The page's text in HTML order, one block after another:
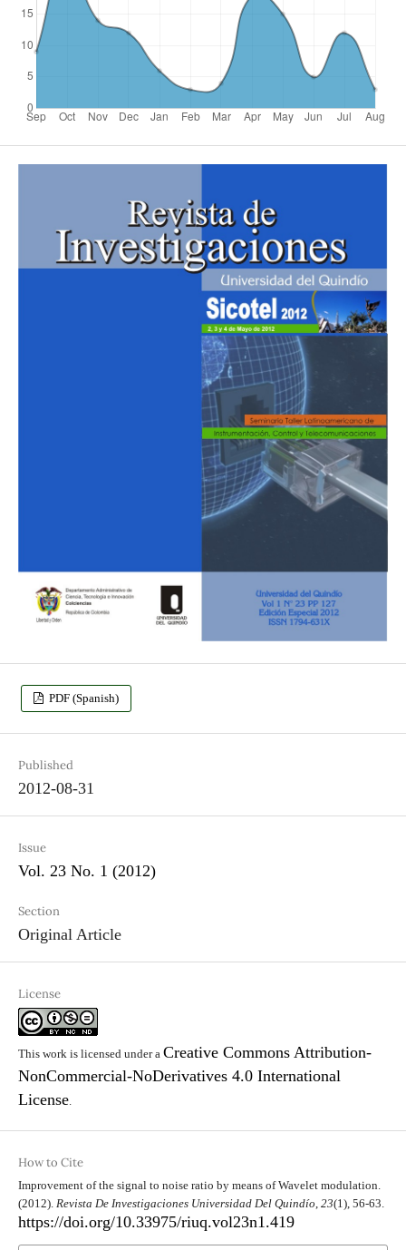
PDF (Spanish)
Published
2012-08-31
Issue
Vol. 23 No. 1 (2012)
Section
Original Article
License
This work is licensed under a Creative Commons Attribution-
NonCommercial-NoDerivatives 4.0 International
License.
How to Cite
Improvement of the signal to noise ratio by means of Wavelet modulation.
(2012). Revista De Investigaciones Universidad Del Quindío 23(1), 56-63.
https://doi.org/10.33975/riuq.vol23n1.419